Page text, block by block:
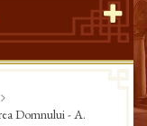
Domnului - A.